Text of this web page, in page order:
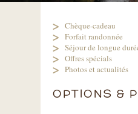
Chèque-cadeau
Forfait randonnée
Séjour de longue
Offres spécials
Photos et actualités
OPTIONS &